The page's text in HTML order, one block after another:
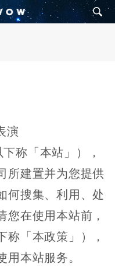
演
称「本站」），
所建置并为您提供
何搜集、利用、处
您在使用本站前，
称「本政策」），
用本站服务。